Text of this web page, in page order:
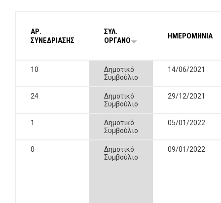
ΑΡ.
ΣΥΝΕΔΡΙΑΣΗΣ
ΣΥΛ.
ΟΡΓΑΝΟ
ΗΜΕΡΟΜΗΝΙΑ
10
Δημοτικό
Συμβούλιο
14/06/2021
24
Δημοτικό
Συμβούλιο
29/12/2021
1
Δημοτικό
Συμβούλιο
05/01/2022
0
Δημοτικό
Συμβούλιο
09/01/2022